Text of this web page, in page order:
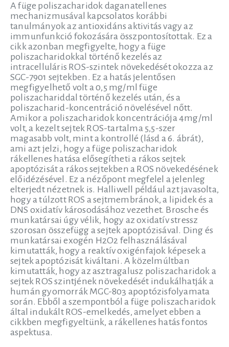
A füge poliszacharidok daganatellenes
mechanizmusával kapcsolatos korábbi
tanulmányok az antioxidáns aktivitás vagy az
immunfunkció fokozására összpontosítottak. Ez a
cikk azonban megfigyelte, hogy a füge
poliszacharidokkal történő kezelés az
intracelluláris ROS-szintek növekedését okozza az
SGC-7901 sejtekben. Ez a hatás jelentősen
megfigyelhető volt a 0,5 mg/ml füge
poliszachariddal történő kezelés után, és a
poliszacharid-koncentráció növelésével nőtt.
Amikor a poliszacharidok koncentrációja 4mg/ml
volt, a kezelt sejtek ROS-tartalma 5,5-szer
magasabb volt, mint a kontrollé (lásd a 6. ábrát),
ami azt jelzi, hogy a füge poliszacharidok
rákellenes hatása elősegítheti a rákos sejtek
apoptózisát a rákos sejtekben a ROS növekedésének
előidézésével. Ez a nézőpont megfelel a jelenleg
elterjedt nézetnek is. Halliwell például azt javasolta,
hogy a túlzott ROS a sejtmembránok, a lipidek és a
DNS oxidatív károsodásához vezethet. Brosche és
munkatársai úgy vélik, hogy az oxidatív stressz
szorosan összefügg a sejtek apoptózisával. Ding és
munkatársai exogén H2O2 felhasználásával
kimutatták, hogy a reaktív oxigénfajok képesek a
sejtek apoptózisát kiváltani. A közelmúltban
kimutatták, hogy az asztragalusz poliszacharidok a
sejtek ROS szintjének növekedését indukálhatják a
humán gyomorrák MGC-803 apoptózisfolyamata
során. Ebből a szempontból a füge poliszacharidok
által indukált ROS-emelkedés, amelyet ebben a
cikkben megfigyeltünk, a rákellenes hatás fontos
aspektusa.